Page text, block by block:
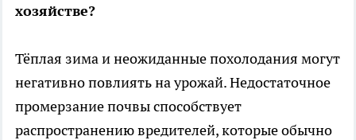
хозяйстве?
Тёплая зима и неожиданные похолодания могут
негативно повлиять на урожай. Недостаточное
промерзание почвы способствует
распространению вредителей, которые обычно